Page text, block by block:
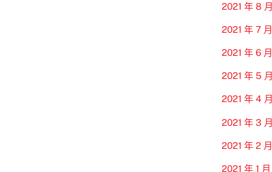
2021 年 8 月
2021 年 7 月
2021 年 6 月
2021 年 5 月
2021 年 4 月
2021 年 3 月
2021 年 2 月
2021 年 1 月